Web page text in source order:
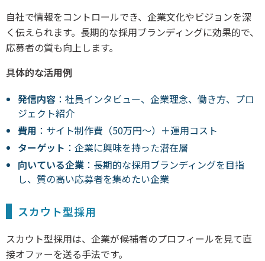
自社で情報をコントロールでき、企業文化やビジョンを深
く伝えられます。長期的な採用ブランディングに効果的で、
応募者の質も向上します。
具体的な活用例
発信内容 ：社員インタビュー、企業理念、働き方、プロ
ジェクト紹介
費用 ：サイト制作費（50万円～）＋運用コスト
ターゲット ：企業に興味を持った潜在層
向いている企業 ：長期的な採用ブランディングを目指
し、質の高い応募者を集めたい企業
スカウト型採用
スカウト型採用は、企業が候補者のプロフィールを見て直
接オファーを送る手法です。